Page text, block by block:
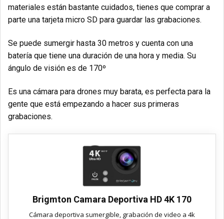
materiales están bastante cuidados, tienes que comprar a
parte una tarjeta micro SD para guardar las grabaciones.
Se puede sumergir hasta 30 metros y cuenta con una
batería que tiene una duración de una hora y media. Su
ángulo de visión es de 170º
Es una cámara para drones muy barata, es perfecta para la
gente que está empezando a hacer sus primeras
grabaciones.
Brigmton Camara Deportiva HD 4K 170
Cámara deportiva sumergible, grabación de video a 4k